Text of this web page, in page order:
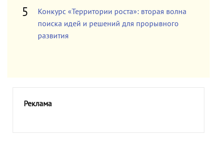
Конкурс «Территории роста»: вторая волна
поиска идей и решений для прорывного
развития
Реклама